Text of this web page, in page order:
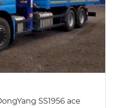
SS1956 ace